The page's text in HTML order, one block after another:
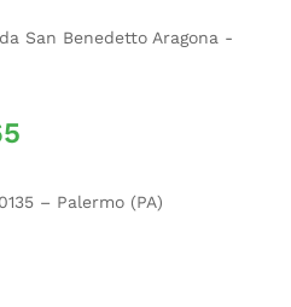
San Benedetto Aragona -
– Palermo (PA)